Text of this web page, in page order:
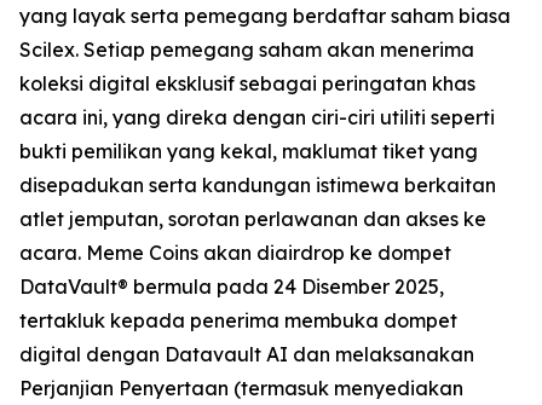
yang layak serta pemegang berdaftar saham biasa
Scilex. Setiap pemegang saham akan menerima
koleksi digital eksklusif sebagai peringatan khas
acara ini, yang direka dengan ciri-ciri utiliti seperti
bukti pemilikan yang kekal, maklumat tiket yang
disepadukan serta kandungan istimewa berkaitan
atlet jemputan, sorotan perlawanan dan akses ke
acara. Meme Coins akan diairdrop ke dompet
DataVault® bermula pada 24 Disember 2025,
tertakluk kepada penerima membuka dompet
digital dengan Datavault AI dan melaksanakan
Perjanjian Penyertaan (termasuk menyediakan